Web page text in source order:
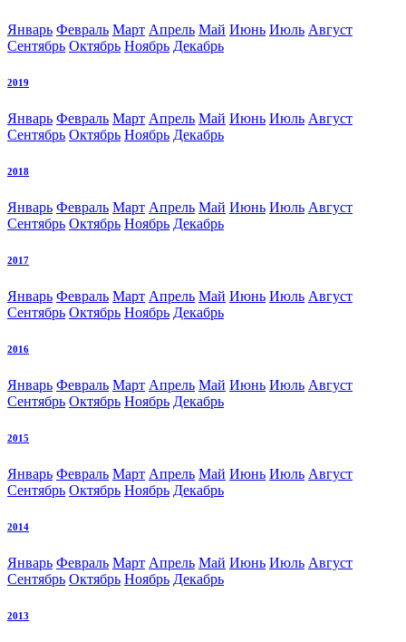
Январь Февраль Март Апрель Май Июнь Июль Август
Сентябрь Октябрь Ноябрь Декабрь
2019
Январь Февраль Март Апрель Май Июнь Июль Август
Сентябрь Октябрь Ноябрь Декабрь
2018
Январь Февраль Март Апрель Май Июнь Июль Август
Сентябрь Октябрь Ноябрь Декабрь
2017
Январь Февраль Март Апрель Май Июнь Июль Август
Сентябрь Октябрь Ноябрь Декабрь
2016
Январь Февраль Март Апрель Май Июнь Июль Август
Сентябрь Октябрь Ноябрь Декабрь
2015
Январь Февраль Март Апрель Май Июнь Июль Август
Сентябрь Октябрь Ноябрь Декабрь
2014
Январь Февраль Март Апрель Май Июнь Июль Август
Сентябрь Октябрь Ноябрь Декабрь
2013